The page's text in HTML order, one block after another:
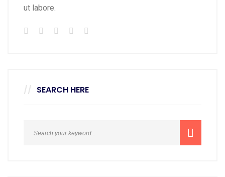
ut labore.
SEARCH HERE